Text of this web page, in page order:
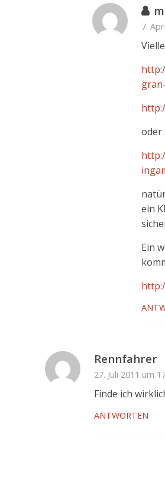
7.
oder
ein
Ein
Rennfahrer
27. Juli 2011 um
Finde ich
ANTWORTEN